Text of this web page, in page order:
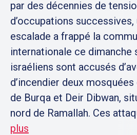
par des décennies de
d’occupations successives,
escalade a frappé la
internationale ce dimanche
israéliens sont accusés
d’incendier deux
de Burqa et Deir Dibwan,
nord de Ramallah. Ces
plus